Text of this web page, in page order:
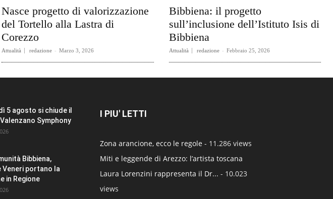
Nasce progetto di valorizzazione
del Tortello alla Lastra di
Corezzo
Attualità redazione - Marzo 3, 2026
Bibbiena: il progetto
sull’inclusione dell’Istituto Isis di
Bibbiena
Attualità redazione - Febbraio 25, 2026
5 agosto si chiude il
Symphony
Bibbiena,
Veneri portano la
in Regione
I PIU' LETTI
Zona arancione, ecco le regole - 11.286 views
Miti e leggende di Arezzo: l’artista toscana
Laura Lorenzini rappresenta il Dr... - 10.023
views